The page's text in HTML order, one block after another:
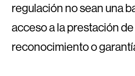
regulación no sean una
acceso a la prestación
reconocimiento o